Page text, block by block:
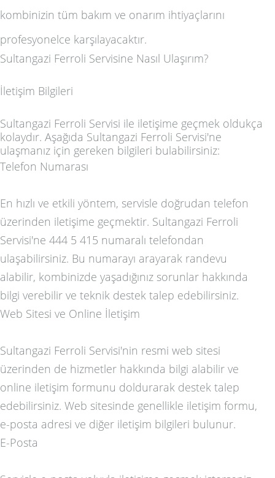
kombinizin tüm bakım ve onarım ihtiyaçlarını
profesyonelce karşılayacaktır.
Sultangazi Ferroli Servisine Nasıl Ulaşırım?
İletişim Bilgileri
Sultangazi Ferroli Servisi ile iletişime geçmek oldukça
kolaydır. Aşağıda Sultangazi Ferroli Servisi'ne
ulaşmanız için gereken bilgileri bulabilirsiniz:
Telefon Numarası
En hızlı ve etkili yöntem, servisle doğrudan telefon
üzerinden iletişime geçmektir. Sultangazi Ferroli
Servisi'ne 444 5 415 numaralı telefondan
ulaşabilirsiniz. Bu numarayı arayarak randevu
alabilir, kombinizde yaşadığınız sorunlar hakkında
bilgi verebilir ve teknik destek talep edebilirsiniz.
Web Sitesi ve Online İletişim
Sultangazi Ferroli Servisi'nin resmi web sitesi
üzerinden de hizmetler hakkında bilgi alabilir ve
online iletişim formunu doldurarak destek talep
edebilirsiniz. Web sitesinde genellikle iletişim formu,
e-posta adresi ve diğer iletişim bilgileri bulunur.
E-Posta